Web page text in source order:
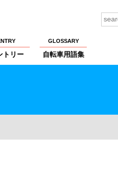
トリー
GLOSSARY
自転車用語集